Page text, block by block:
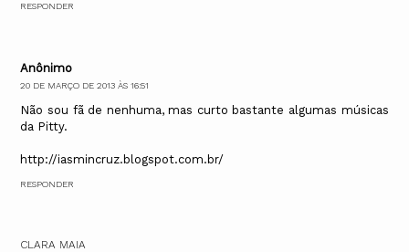
RESPONDER
Anônimo
20 DE MARÇO DE 2013 ÀS 16:51
Não sou fã de nenhuma, mas curto bastante algumas músicas
da Pitty.
http://iasmincruz.blogspot.com.br/
RESPONDER
CLARA MAIA